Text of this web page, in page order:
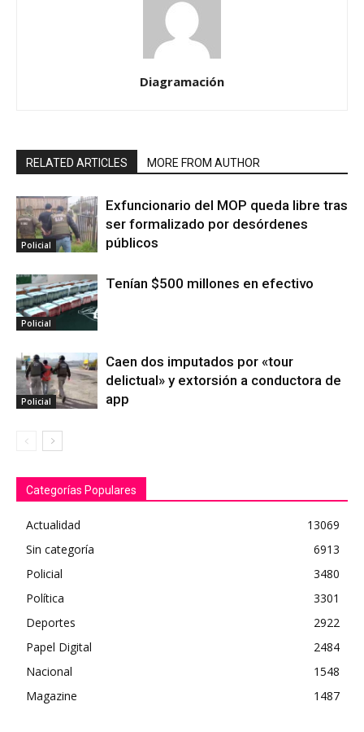
Diagramación
RELATED ARTICLES MORE FROM AUTHOR
Policial
Exfuncionario del MOP queda libre tras
ser formalizado por desórdenes
públicos
Policial
Tenían $500 millones en efectivo
Policial
Caen dos imputados por «tour
delictual» y extorsión a conductora de
app
Categorías Populares
Actualidad
13069
Sin categoría
6913
Policial
3480
Política
3301
Deportes
2922
Papel Digital
2484
Nacional
1548
Magazine
1487